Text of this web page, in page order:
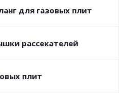
для газовых плит
рассекателей
плит